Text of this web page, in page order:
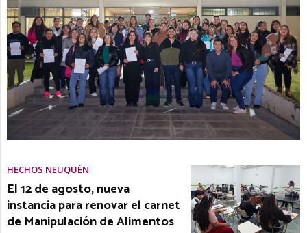
HECHOS NEUQUÉN
El 12 de agosto, nueva
instancia para renovar el carnet
de Manipulación de Alimentos